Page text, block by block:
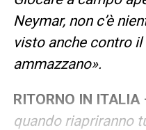
Neymar, non c’è
visto anche contro
ammazzano».
RITORNO IN ITALIA
quando riapriranno